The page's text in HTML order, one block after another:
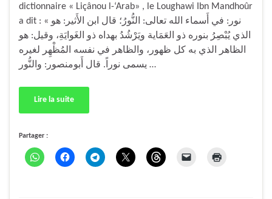
dictionnaire « Liçânou l-‘Arab» , le Loughawi Ibn Mandhoûr
a dit : « نور: في أَسماء الله تعالى: النُّورُ؛ قال ابن الأَثير: هو
الذي يُبْصِرُ بنوره ذو العَمَاية ويَرْشُدُ بهداه ذو الغَوايَةِ، وقيل: هو
الظاهر الذي به كل ظهور، والظاهر في نفسه المُظْهِر لغيره
يسمى نوراً. قال أَبومنصور: والنُّور …
Lire la suite
Partager :